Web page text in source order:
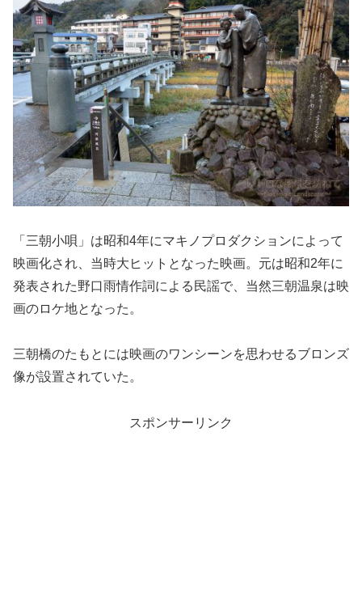
「三朝小唄」は昭和4年にマキノプロダクションによって
映画化され、当時大ヒットとなった映画。元は昭和2年に
発表された野口雨情作詞による民謡で、当然三朝温泉は映
画のロケ地となった。
三朝橋のたもとには映画のワンシーンを思わせるブロンズ
像が設置されていた。
スポンサーリンク